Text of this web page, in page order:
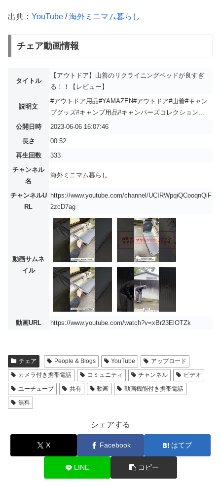
出典： YouTube /海外ミニマム暮らし
チェア動画情報
タイトル
【アウトドア】山善のリクライニングベッドが良すぎ
る！！【レビュー】
説明文
#アウトドア用品#YAMAZEN#アウトドア#山善#キャン
プグッズ#キャンプ用品#キャンパーズコレクション...
公開日時
2023-06-06 16:07:46
長さ
00:52
再生回数
333
チャンネル
名
海外ミニマム暮らし
チャンネルU
RL
https://www.youtube.com/channel/UCIRWpqiQCooqnQiF
2zcD7ag
動画サムネ
イル
動画URL https://www.youtube.com/watch?v=xBr23ElOTZk
チェア People & Blogs YouTube
アップロード
カメラ付き携帯電話
コミュニティ チャンネル
ビデオ
ユーチューブ
共有 動画
動画機能付き携帯電話
無料
シェアする
X Facebook はてブ
LINE コピー